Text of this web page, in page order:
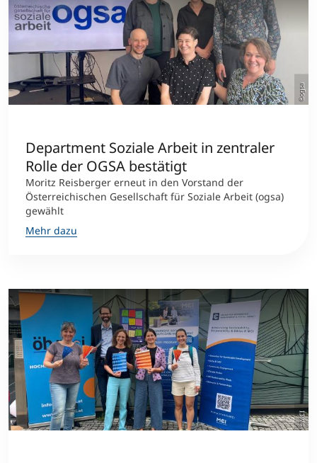
©ogsa
Department Soziale Arbeit in zentraler
Rolle der OGSA bestätigt
Moritz Reisberger erneut in den Vorstand der
Österreichischen Gesellschaft für Soziale Arbeit (ogsa)
gewählt
Mehr dazu
©MCI